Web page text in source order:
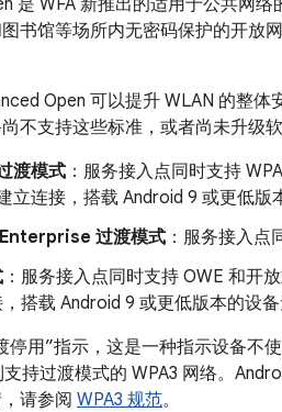
是 WFA 新推出的适用于公共网
书馆等场所内无密码保护的开放
Open 可以提升 WLAN 的整
不支持这些标准，或者尚未升级
渡模式 ：服务接入点同时支持
立连接，搭载 Android 9 或更低版
过渡模式 ：服务接入点
：服务接入点同时支持 OWE 和开
搭载 Android 9 或更低版本的设
停用”指示，这是一种指示设备不
持过渡模式的 WPA3 网络。
请参阅 WPA3 规范。